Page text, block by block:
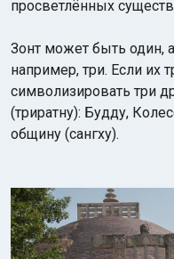
просветлённых существ
Зонт может быть один,
например, три. Если их
символизировать три
(триратну): Будду,
общину (сангху).